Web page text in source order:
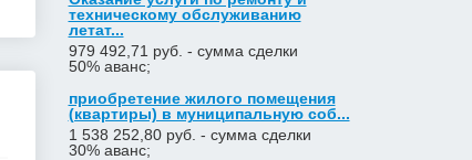
техническому обслуживанию
летат...
979 492,71 руб. - сумма сделки
50% аванс;
приобретение жилого помещения
(квартиры) в муниципальную соб...
1 538 252,80 руб. - сумма сделки
30% аванс;